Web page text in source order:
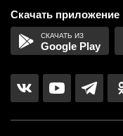
Скачать приложение
Google Play